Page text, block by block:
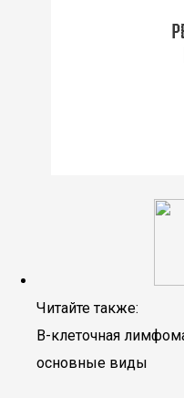
Читайте также:
В-клеточная
основные виды